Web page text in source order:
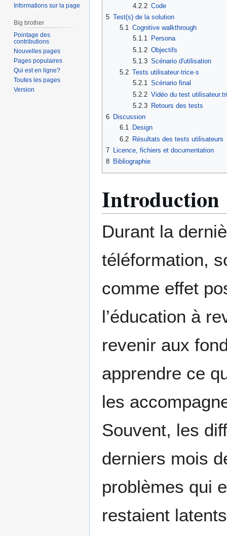
4.2.2 Code
5 Test(s) de la solution
5.1 Cognitive walkthrough
5.1.1 Persona
5.1.2 Objectifs
5.1.3 Scénario d'utilisation
5.2 Tests utilisateur·trice·s
5.2.1 Scénario final
5.2.2 Vidéo du test
5.2.3 Retours des tests
6 Discussion
6.1
Design
6.2 Résultats des tests utilisateurs
7
Licence, fichiers et documentation
8 Bibliographie
Introduction
Durant la
téléformation,
comme effet
l’éducation à
revenir aux
apprendre ce
les
Souvent, les
derniers mois
problèmes qui
restaient
Informations sur la page
Big brother
Pointage des
contributions
Nouvelles pages
Pages populaires
Qui est en ligne?
Toutes les pages
Version